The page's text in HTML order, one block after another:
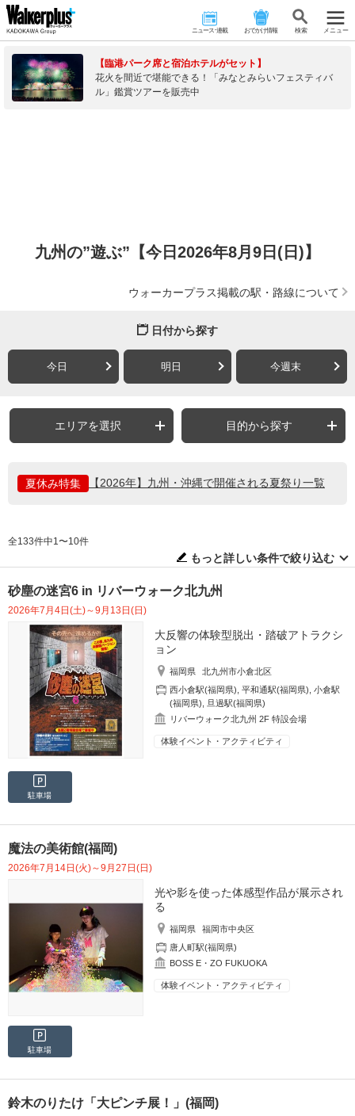
ニュース･連載 おでかけ情報 検 索 メニュー
【臨港パーク席と宿泊ホテルがセット】
花火を間近で堪能できる！「みなとみらいフェスティバ
ル」鑑賞ツアーを販売中
九州の”遊ぶ”【今日2026年8月9日(日)】
ウォーカープラス掲載の駅・路線について
日付から探す
今日 明日 今週末
エリアを選択 目的から探す
夏休み特集 【2026年】九州・沖縄で開催される夏祭り一覧
全133件中1〜10件
もっと詳しい条件で絞り込む
砂塵の迷宮6 in リバーウォーク北九州
2026年7月4日(土)～9月13日(日)
大反響の体験型脱出・踏破アトラクシ
ョン
福岡県
北九州市小倉北区
西小倉駅(福岡県) ,平和通駅(福岡県) ,小倉駅
(福岡県)
旦過駅(福岡県)
リバーウォーク北九州 2F 特設会場
体験イベント・アクティビティ
駐車場
魔法の美術館(福岡)
2026年7月14日(火)～9月27日(日)
光や影を使った体感型作品が展示され
る
福岡県
福岡市中央区
唐人町駅(福岡県)
BOSS E・ZO FUKUOKA
体験イベント・アクティビティ
駐車場
鈴木のりたけ「大ピンチ展！」(福岡)